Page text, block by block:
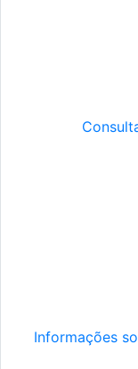
Informações